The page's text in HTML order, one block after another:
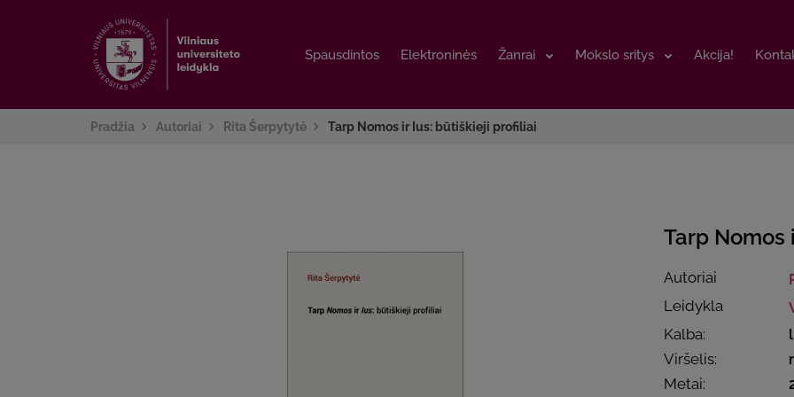
Spausdintos Elektroninės Žanrai Mokslo sritys Akcija!
Spausdintos Elektroninės Žanrai Mokslo sritys Akcija!
Pradžia Autoriai Rita Šerpytytė Tarp Nomos ir Ius: būtiškieji profiliai
Tarp
Autoriai
Leidykla
Kalba:
Viršelis:
Metai: